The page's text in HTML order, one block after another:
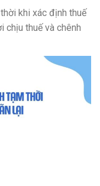
khi xác định thuế
chịu thuế và chênh